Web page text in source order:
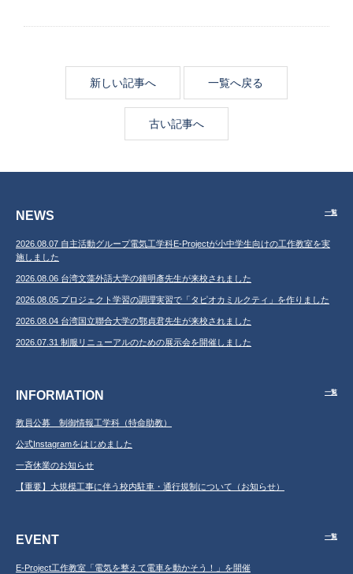
新しい記事へ 一覧へ戻る
古い記事へ
NEWS 一覧
2026.08.07 自主活動グループ電気工学科E-Projectが小中学生向けの工作教室を実
施しました
2026.08.06 台湾文藻外語大学の鐘明彥先生が来校されました
2026.08.05 プロジェクト学習の調理実習で「タピオカミルクティ」を作りました
2026.08.04 台湾国立聯合大学の鄂貞君先生が来校されました
2026.07.31 制服リニューアルのための展示会を開催しました
INFORMATION 一覧
教員公募 制御情報工学科（特命助教）
公式Instagramをはじめました
一斉休業のお知らせ
【重要】大規模工事に伴う校内駐車・通行規制について（お知らせ）
EVENT 一覧
E-Project工作教室「電気を整えて電車を動かそう！」を開催